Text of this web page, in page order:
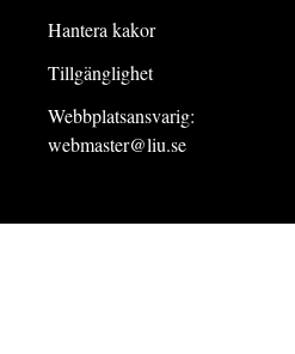
Hantera kakor
Tillgänglighet
Webbplatsansvarig:
webmaster@liu.se